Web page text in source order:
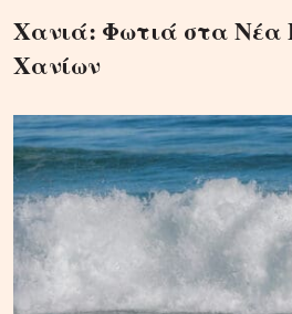
Χανιά: Φωτιά στα Νέα
Χανίων